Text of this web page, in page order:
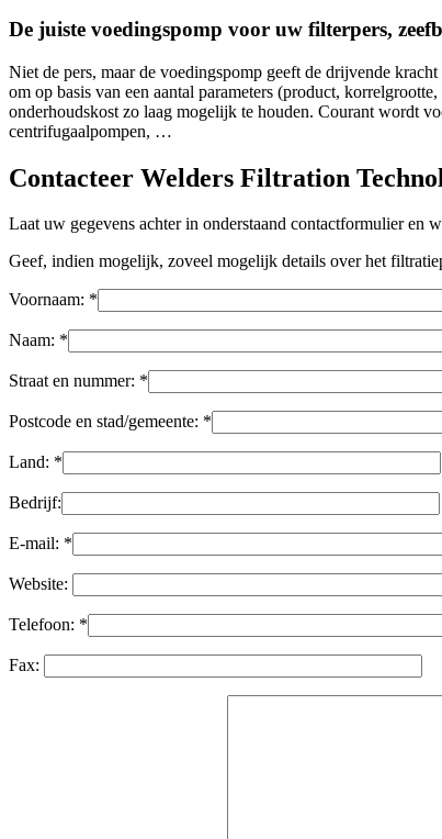
De juiste voedingspomp voor uw filterpers,
Niet de pers, maar de voedingspomp geeft de drijvende
om op basis van een aantal parameters (product,
onderhoudskost zo laag mogelijk te houden. Courant wordt
centrifugaalpompen, …
Contacteer Welders Filtration
Laat uw gegevens achter in onderstaand contactformulier en
Geef, indien mogelijk, zoveel mogelijk details over het
Voornaam: *
Naam: *
Straat en nummer: *
Postcode en stad/gemeente: *
Land: *
Bedrijf:
E-mail: *
Website:
Telefoon: *
Fax: